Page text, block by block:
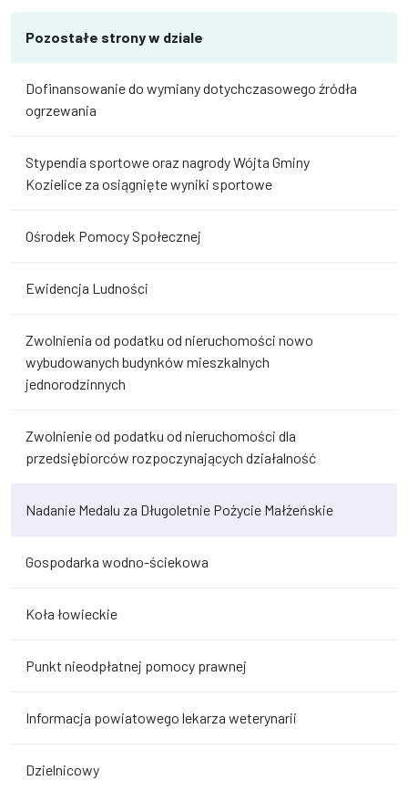
Pozostałe strony w dziale
Dofinansowanie do wymiany dotychczasowego źródła
ogrzewania
Stypendia sportowe oraz nagrody Wójta Gminy
Kozielice za osiągnięte wyniki sportowe
Ośrodek Pomocy Społecznej
Ewidencja Ludności
Zwolnienia od podatku od nieruchomości nowo
wybudowanych budynków mieszkalnych
jednorodzinnych
Zwolnienie od podatku od nieruchomości dla
przedsiębiorców rozpoczynających działalność
Nadanie Medalu za Długoletnie Pożycie Małżeńskie
Gospodarka wodno-ściekowa
Koła łowieckie
Punkt nieodpłatnej pomocy prawnej
Informacja powiatowego lekarza weterynarii
Dzielnicowy